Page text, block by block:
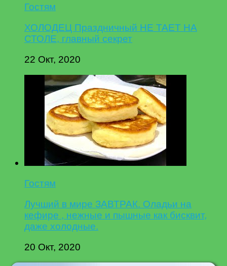
Гостям
ХОЛОДЕЦ Праздничный НЕ ТАЕТ НА
СТОЛЕ, главный секрет
22 Окт, 2020
Гостям
Лучший в мире ЗАВТРАК. Оладьи на
кефире , нежные и пышные как бисквит,
даже холодные.
20 Окт, 2020